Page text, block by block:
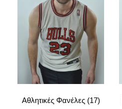
Αθλητικές Φανέλες (17)